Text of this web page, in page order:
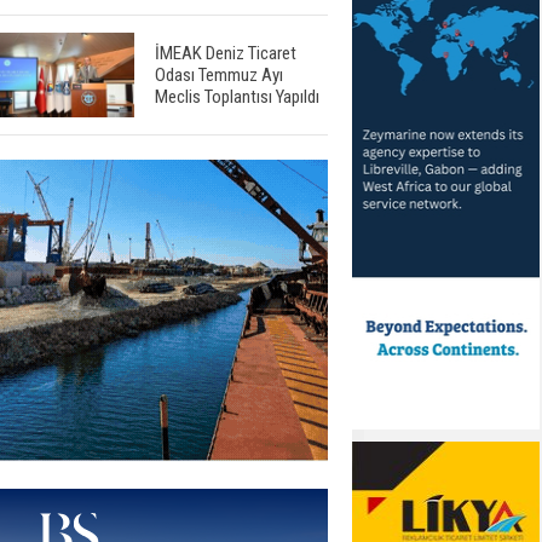
İMEAK Deniz Ticaret
Odası Temmuz Ayı
Meclis Toplantısı Yapıldı